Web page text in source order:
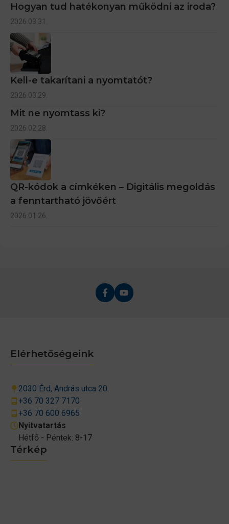
Hogyan tud hatékonyan működni az iroda?
2026.03.31.
Kell-e takarítani a nyomtatót?
2026.03.29.
Mit ne nyomtass ki?
2026.02.28.
QR-kódok a címkéken – Digitális megoldás
a fenntartható jövőért
2026.01.26.
Térkép
Elérhetőségeink
2030 Érd, András utca 20.
+36 70 327 7170
+36 70 600 6965
Nyitvatartás
Hétfő - Péntek: 8-17